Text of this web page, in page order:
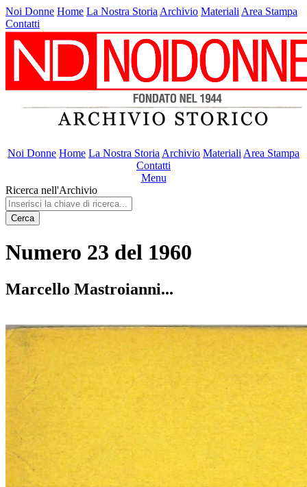
Noi Donne Home La Nostra Storia Archivio Materiali Area Stampa
Contatti
Noi Donne Home La Nostra Storia Archivio Materiali Area Stampa
Contatti
Menu
Ricerca nell'Archivio
Cerca
Numero 23 del 1960
Marcello Mastroianni...